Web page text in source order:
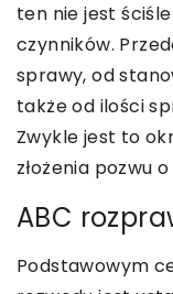
ten nie jest
czynników.
sprawy, od
także od ilości
Zwykle jest to
złożenia pozwu
ABC
Podstawowym